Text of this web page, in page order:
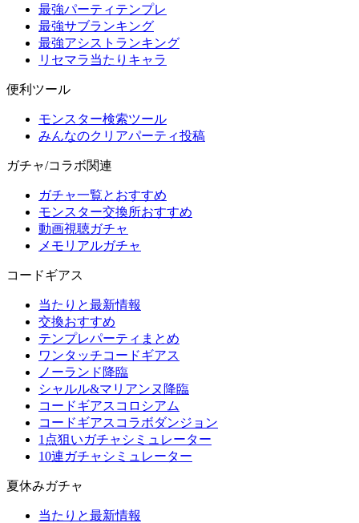
最強パーティテンプレ
最強サブランキング
最強アシストランキング
リセマラ当たりキャラ
便利ツール
モンスター検索ツール
みんなのクリアパーティ投稿
ガチャ/コラボ関連
ガチャ一覧とおすすめ
モンスター交換所おすすめ
動画視聴ガチャ
メモリアルガチャ
コードギアス
当たりと最新情報
交換おすすめ
テンプレパーティまとめ
ワンタッチコードギアス
ノーランド降臨
シャルル&マリアンヌ降臨
コードギアスコロシアム
コードギアスコラボダンジョン
1点狙いガチャシミュレーター
10連ガチャシミュレーター
夏休みガチャ
当たりと最新情報